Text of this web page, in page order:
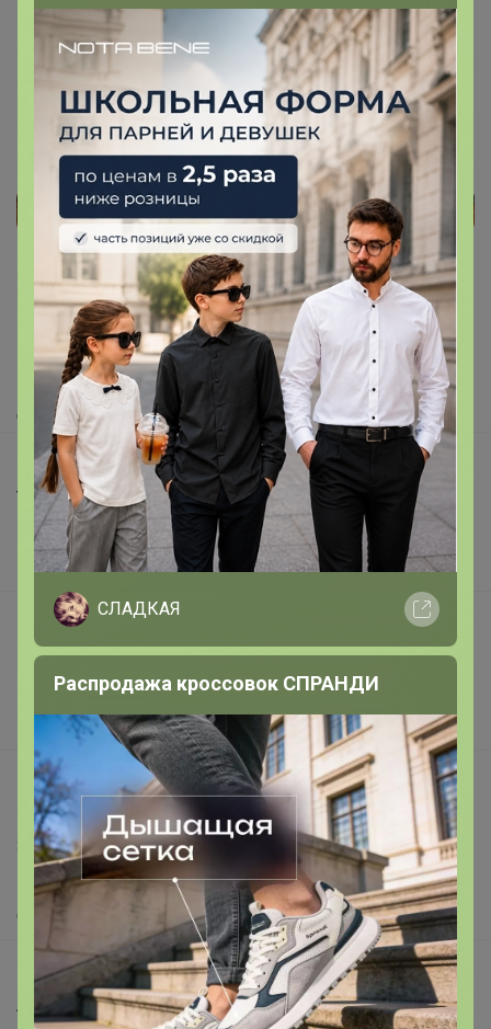
Как здесь все устроено?
Как сделать заказ?
Как получить?
Доставка
Шоурумы
Торговые марки
Наша команда
В наличии
Подарочные сертификаты
Реклама на сайте
Поставщикам
Вакансии
support@24-ok.ru
Написать в поддержку
Защита покупателя
Помощь
О нас
Все предложения
Анонсы
СЛАДКАЯ
Распродажа кроссовок СПРАНДИ